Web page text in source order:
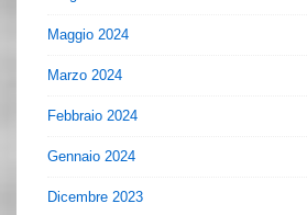
Maggio 2024
Marzo 2024
Febbraio 2024
Gennaio 2024
Dicembre 2023